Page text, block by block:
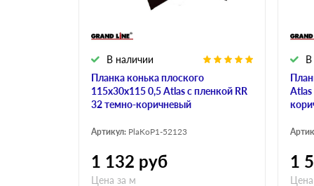
Планка конька плоского
115х30х115 0,5 Atlas с пленкой RR
32 темно-коричневый
В наличии
Артикул: PlaKoP1-52123
1 132 руб
Цена за м
Atlas
В
1